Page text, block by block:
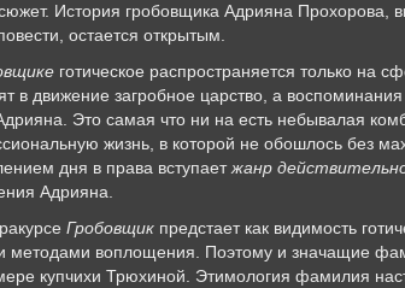
История гробовщика Адрияна Прохорова,
остается открытым.
готическое распространяется только
в движение загробное царство, а
Это самая что ни на есть небывалая
жизнь, в которой не обошлось без
дня в права вступаетжанр
Адрияна.
Гробовщик предстает как видимость
методами воплощения. Поэтому и значащие
купчихи Трюхиной. Этимология фамилия